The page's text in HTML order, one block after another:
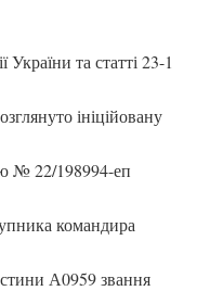
України та статті 23-1
ініційовану
№ 22/198994-еп
командира
А0959 звання